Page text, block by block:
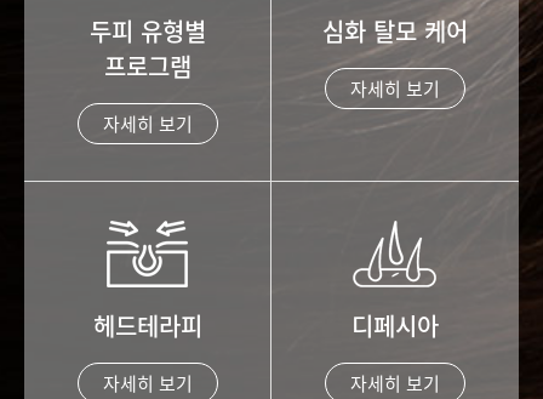
두피 유형별
프로그램
자세히 보기
심화 탈모 케어
자세히 보기
헤드테라피
자세히 보기
디페시아
자세히 보기